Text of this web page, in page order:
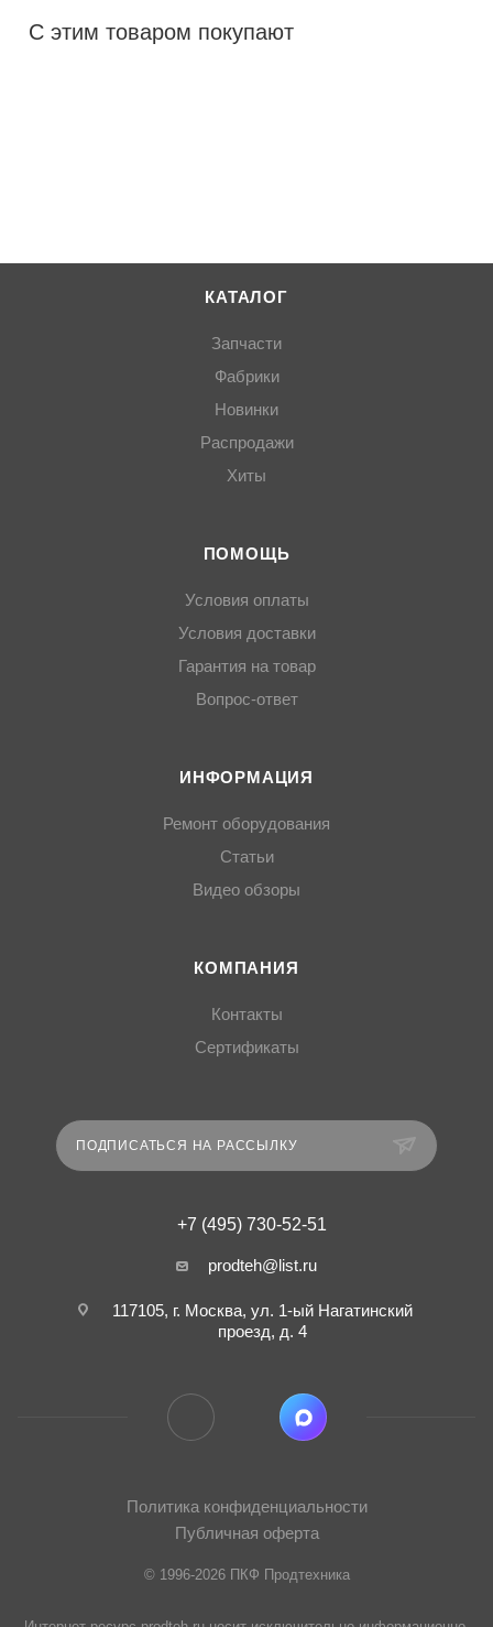
С этим товаром покупают
КАТАЛОГ
Запчасти
Фабрики
Новинки
Распродажи
Хиты
ПОМОЩЬ
Условия оплаты
Условия доставки
Гарантия на товар
Вопрос-ответ
ИНФОРМАЦИЯ
Ремонт оборудования
Статьи
Видео обзоры
КОМПАНИЯ
Контакты
Сертификаты
ПОДПИСАТЬСЯ НА РАССЫЛКУ
+7 (495) 730-52-51
prodteh@list.ru
117105, г. Москва, ул. 1-ый Нагатинский
проезд, д. 4
Политика конфиденциальности
Публичная оферта
© 1996-2026 ПКФ Продтехника